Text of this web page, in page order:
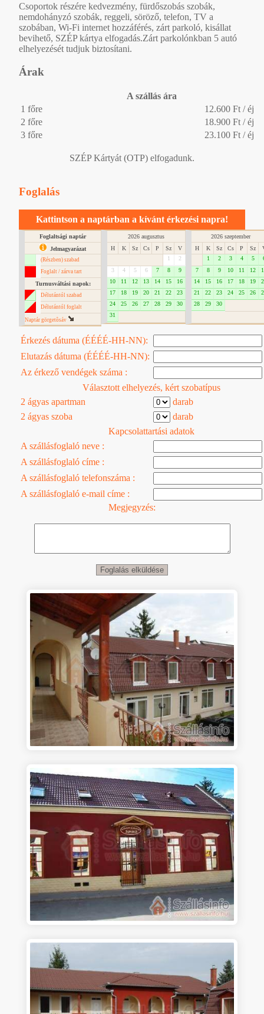
Csoportok részére kedvezmény, fürdőszobás szobák,
nemdohányzó szobák, reggeli, söröző, telefon, TV a
szobában, Wi-Fi internet hozzáférés, zárt parkoló, kisállat
bevihető, SZÉP kártya elfogadás.Zárt parkolónkban 5 autó
elhelyezését tudjuk biztosítani.
Árak
A szállás ára
1 főre
12.600 Ft / éj
2 főre
18.900 Ft / éj
3 főre
23.100 Ft / éj
SZÉP Kártyát (OTP) elfogadunk.
Foglalás
Kattintson a naptárban a kívánt érkezési napra!
Foglaltsági naptár
Jelmagyarázat
(Részben) szabad
Foglalt / zárva tart
Turnusváltási napok:
Délutántól szabad
Délutántól foglalt
Naptár görgetôsáv
2026 augusztus
H
K Sz Cs P Sz
V
1
2
3
4 5 6 7 8
9
10
11 12 13 14 15
16
17
18 19 20 21 22
23
24
25 26 27 28 29
30
31
2026 szeptember
H
K Sz Cs P Sz
1
2 3 4 5
7
8 9 10 11 12
14
15 16 17 18 19
21
22 23 24 25 26
28
29 30
Érkezés dátuma (ÉÉÉÉ-HH-NN):
Elutazás dátuma (ÉÉÉÉ-HH-NN):
Az érkező vendégek száma :
Választott elhelyezés, kért szobatípus
2 ágyas apartman
darab
2 ágyas szoba
darab
Kapcsolattartási adatok
A szállásfoglaló neve :
A szállásfoglaló címe :
A szállásfoglaló telefonszáma :
A szállásfoglaló e-mail címe :
Megjegyzés: